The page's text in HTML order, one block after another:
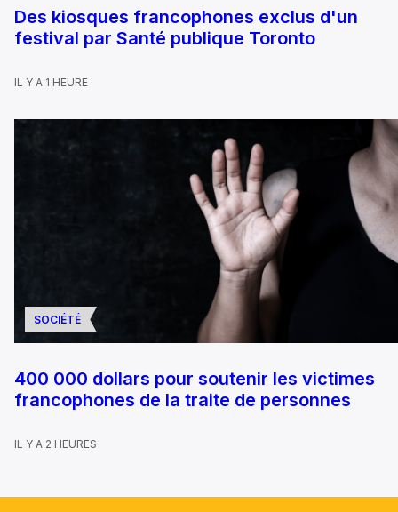
Des kiosques francophones exclus d'un
festival par Santé publique Toronto
IL Y A 1 HEURE
SOCIÉTÉ
400 000 dollars pour soutenir les victimes
francophones de la traite de personnes
IL Y A 2 HEURES